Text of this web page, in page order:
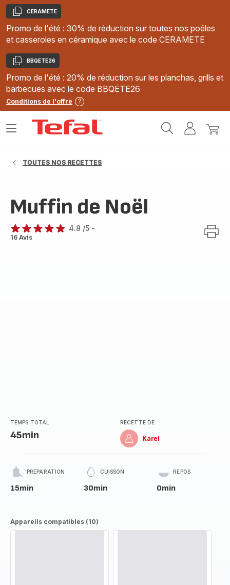
Copier
CERAMETE
Promo de l'été : 30% de réduction sur toutes nos poêles
et casseroles en céramique avec le code CERAMETE
Copier
BBQETE26
Promo de l'été : 20% de réduction sur les planchas, grills et
barbecues avec le code BBQETE26
Conditions de l'offre
MonMon
Ouvrir
TOUTES NOS RECETTES
Muffin de Noël
ratings.4.8
4.8 /5 -
16 Avis
TEMPS TOTAL
45min
RECETTE DE
Karel
PRÉPARATION
15min
CUISSON
30min
REPOS
0min
Appareils compatibles (10)